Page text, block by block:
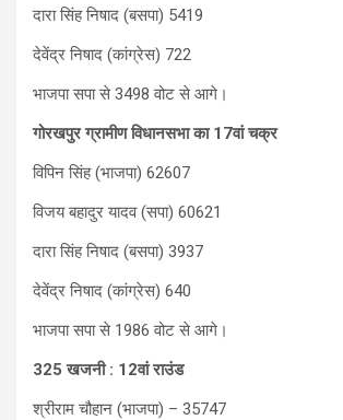
दारा सिंह निषाद (बसपा) 5419
देवेंद्र निषाद (कांग्रेस) 722
भाजपा सपा से 3498 वोट से आगे।
गोरखपुर ग्रामीण विधानसभा का 17वां चक्र
विपिन सिंह (भाजपा) 62607
विजय बहादुर यादव (सपा) 60621
दारा सिंह निषाद (बसपा) 3937
देवेंद्र निषाद (कांग्रेस) 640
भाजपा सपा से 1986 वोट से आगे।
325 खजनी : 12वां राउंड
श्रीराम चौहान (भाजपा) – 35747